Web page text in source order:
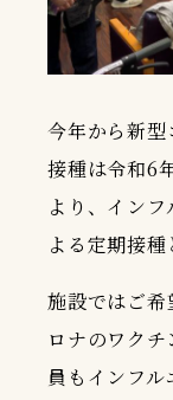
今年から新型
接種は令和6
より、イン
よる定期接種
施設ではご希
ロナのワク
員もインフ